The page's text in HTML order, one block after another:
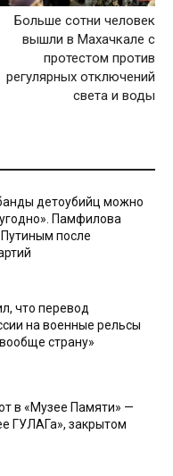
Больше сотни человек
вышли в Махачкале с
протестом против
регулярных отключений
света и воды
детоубийц можно
Памфилова
Путиным после
что перевод
на военные рельсы
страну»
в «Музее Памяти» —
ГУЛАГа», закрытом